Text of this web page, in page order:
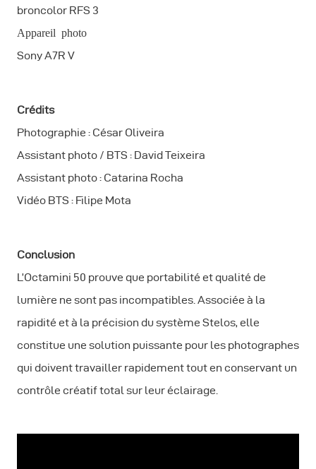
broncolor RFS 3
Appareil photo
Sony A7R V
Crédits
Photographie : César Oliveira
Assistant photo / BTS : David Teixeira
Assistant photo : Catarina Rocha
Vidéo BTS : Filipe Mota
Conclusion
L’Octamini 50 prouve que portabilité et qualité de
lumière ne sont pas incompatibles. Associée à la
rapidité et à la précision du système Stelos, elle
constitue une solution puissante pour les photographes
qui doivent travailler rapidement tout en conservant un
contrôle créatif total sur leur éclairage.